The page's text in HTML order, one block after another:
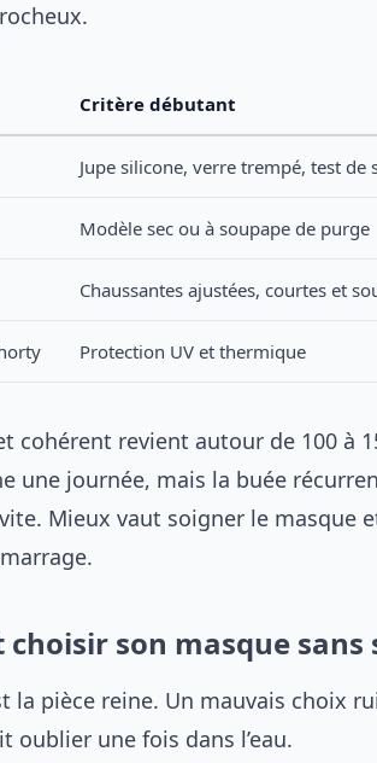
Critère débutant
Jupe silicone, verre trempé, test de
Modèle sec ou à soupape de purge
Chaussantes ajustées, courtes et
Protection UV et thermique
cohérent revient autour de 100 à
une journée, mais la buée
Mieux vaut soigner le masque
choisir son masque
la pièce reine. Un mauvais choix
oublier une fois dans l’eau.